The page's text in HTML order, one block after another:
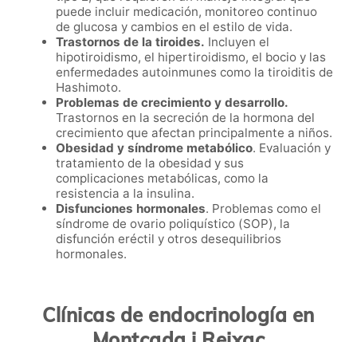
puede incluir medicación, monitoreo continuo
de glucosa y cambios en el estilo de vida.
Trastornos de la tiroides. Incluyen el
hipotiroidismo, el hipertiroidismo, el bocio y las
enfermedades autoinmunes como la tiroiditis de
Hashimoto.
Problemas de crecimiento y desarrollo.
Trastornos en la secreción de la hormona del
crecimiento que afectan principalmente a niños.
Obesidad y síndrome metabólico. Evaluación y
tratamiento de la obesidad y sus
complicaciones metabólicas, como la
resistencia a la insulina.
Disfunciones hormonales. Problemas como el
síndrome de ovario poliquístico (SOP), la
disfunción eréctil y otros desequilibrios
hormonales.
Clínicas de endocrinología en